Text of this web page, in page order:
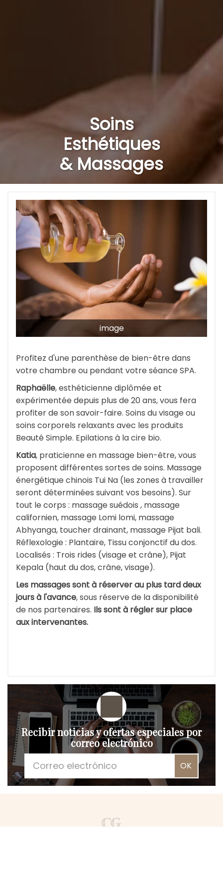
Soins
Esthétiques
& Massages
image
Profitez d'une parenthèse de bien-être dans
votre chambre ou pendant votre séance SPA.
Raphaëlle, esthéticienne diplômée et
expérimentée depuis plus de 20 ans, vous fera
profiter de son savoir-faire. Soins du visage ou
soins corporels relaxants avec les produits
Beauté Simple. Epilations à la cire bio.
Katia, praticienne en massage bien-être, vous
proposent différentes sortes de soins. Massage
énergétique chinois Tui Na (les zones à travailler
seront déterminées suivant vos besoins). Sur
tout le corps : massage suédois , massage
californien, massage Lomi lomi, massage
Abhyanga, toucher drainant, massage Pijat bali.
Réflexologie : Plantaire, Tissu conjonctif du dos.
Localisés : Trois rides (visage et crâne), Pijat
Kepala (haut du dos, crâne, visage).
Les massages sont à réserver au plus tard deux
jours à l'avance, sous réserve de la disponibilité
de nos partenaires. Ils sont à régler sur place
aux intervenantes.
Recibir noticias y ofertas especiales por
correo electrónico
OK